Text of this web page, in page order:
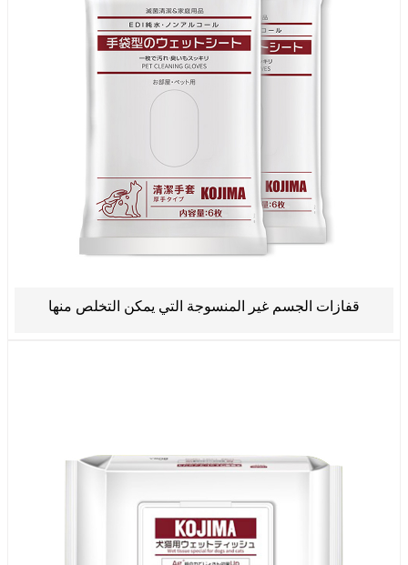
قفازات الجسم غير المنسوجة التي يمكن التخلص منها